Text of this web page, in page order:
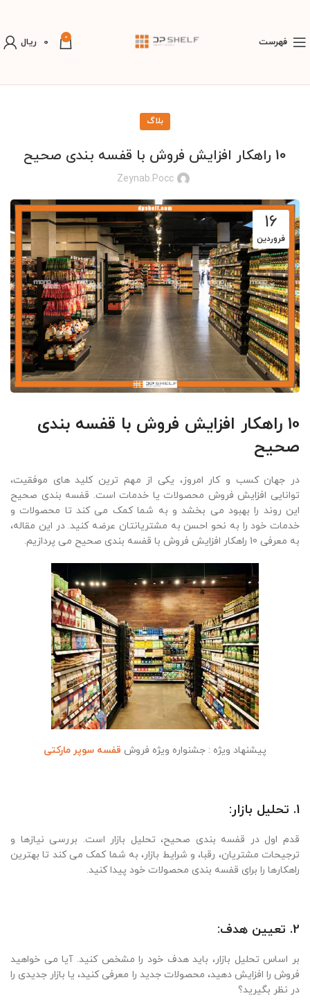
فهرست 0
0 ریال
بلاگ
10 راهکار افزایش فروش با قفسه بندی صحیح
Zeynab.pocc
16
فروردین
10 راهکار افزایش فروش با قفسه بندی
صحیح
در جهان کسب و کار امروز، یکی از مهم ترین کلید های موفقیت،
توانایی افزایش فروش محصولات یا خدمات است. قفسه بندی صحیح
این روند را بهبود می بخشد و به شما کمک می کند تا محصولات و
خدمات خود را به نحو احسن به مشتریانتان عرضه کنید. در این مقاله،
به معرفی 10 راهکار افزایش فروش با قفسه بندی صحیح می پردازیم.
پیشنهاد ویژه : جشنواره ویژه فروش قفسه سوپر مارکتی
1. تحلیل بازار:
قدم اول در قفسه بندی صحیح، تحلیل بازار است. بررسی نیازها و
ترجیحات مشتریان، رقبا، و شرایط بازار، به شما کمک می کند تا بهترین
راهکارها را برای قفسه بندی محصولات خود پیدا کنید.
2. تعیین هدف:
بر اساس تحلیل بازار، باید هدف خود را مشخص کنید. آیا می خواهید
فروش را افزایش دهید، محصولات جدید را معرفی کنید، یا بازار جدیدی را
در نظر بگیرید؟